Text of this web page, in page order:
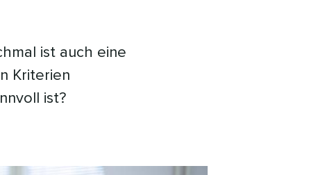
ist auch eine
Kriterien
ist?